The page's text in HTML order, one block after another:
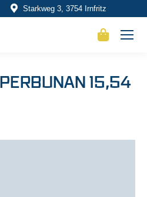
Starkweg 3, 3754 Irnfritz
15,54